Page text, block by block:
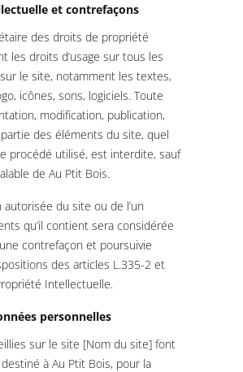
et contrefaçons
des droits de propriété
les droits d’usage sur tous les
le site, notamment les textes,
icônes, sons, logiciels. Toute
modification, publication,
des éléments du site, quel
procédé utilisé, est interdite, sauf
de Au Ptit Bois.
du site ou de l’un
qu’il contient sera considérée
contrefaçon et poursuivie
des articles L.335-2 et
Intellectuelle.
personnelles
sur le site [Nom du site] font
à Au Ptit Bois, pour la